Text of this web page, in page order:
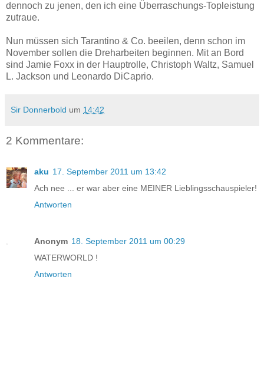
dennoch zu jenen, den ich eine Überraschungs-Topleistung
zutraue.
Nun müssen sich Tarantino & Co. beeilen, denn schon im
November sollen die Dreharbeiten beginnen. Mit an Bord
sind Jamie Foxx in der Hauptrolle, Christoph Waltz, Samuel
L. Jackson und Leonardo DiCaprio.
Sir Donnerbold um 14:42
2 Kommentare:
aku 17. September 2011 um 13:42
Ach nee ... er war aber eine MEINER Lieblingsschauspieler!
Antworten
Anonym 18. September 2011 um 00:29
WATERWORLD !
Antworten